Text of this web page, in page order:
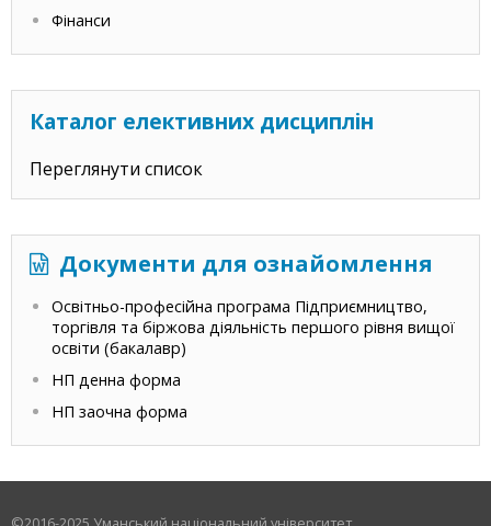
Фінанси
Каталог елективних дисциплін
Переглянути список
Документи для ознайомлення
Освітньо-професійна програма Підприємництво,
торгівля та біржова діяльність першого рівня вищої
освіти (бакалавр)
НП денна форма
НП заочна форма